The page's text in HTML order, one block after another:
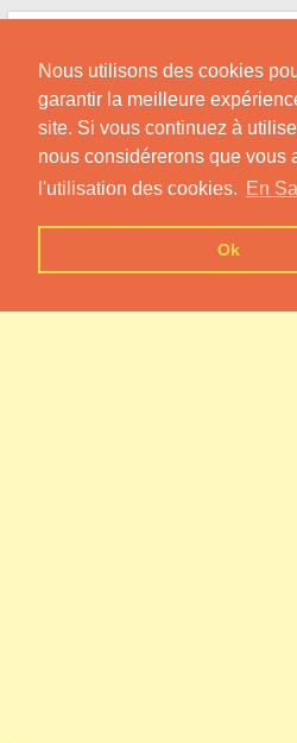
Nous utilisons des cookies
garantir la meilleure
site. Si vous continuez à
nous considérerons que vous
l'utilisation des cookies. En
Ok
Skip
content
Informations sur les Pompes à
Gizaucourt